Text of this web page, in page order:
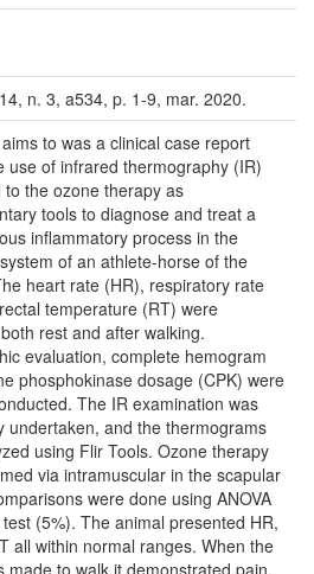
n. 3, a534, p. 1-9, mar. 2020.
to was a clinical case report
use of infrared thermography (IR)
to the ozone therapy as
tools to diagnose and treat a
inflammatory process in the
of an athlete-horse of the
heart rate (HR), respiratory rate
temperature (RT) were
rest and after walking.
evaluation, complete hemogram
phosphokinase dosage (CPK) were
The IR examination was
undertaken, and the thermograms
using Flir Tools. Ozone therapy
via intramuscular in the scapular
were done using ANOVA
(5%). The animal presented HR,
all within normal ranges. When the
made to walk it demonstrated pain,